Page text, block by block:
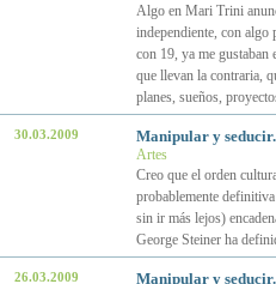
Algo en Mari Trini
independiente, con
con 19, ya me gustaban
que llevan la contraria,
planes, sueños,
30.03.2009 Manipular y seducir.
Artes
Creo que el orden
probablemente
sin ir más lejos)
George Steiner ha
26.03.2009 Manipular y seducir.